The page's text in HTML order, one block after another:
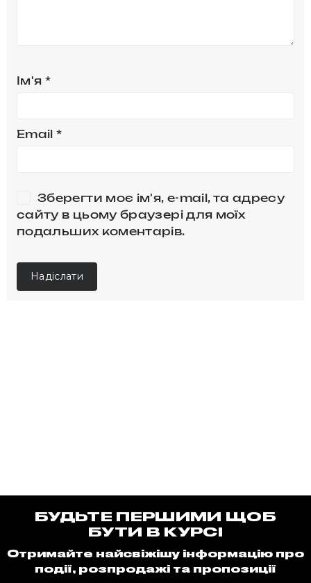
Ім'я *
Email*
Зберегти моє ім'я, e-mail, та адресу
сайту в цьому браузері для моїх
подальших коментарів.
БУДЬТЕ ПЕРШИМИ ЩОБ
БУТИ В КУРСІ
Отримайте найсвіжішу інформацію про
події, розпродажі та пропозиції